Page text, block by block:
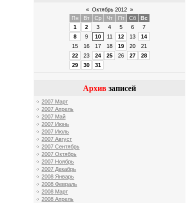
« Октябрь 2012 »
Пн
Вт Ср Чт Пт Сб
Вс
1
2 3 4 5 6
7
8
9 10 11 12 13
14
15
16 17 18 19 20
21
22
23 24 25 26 27
28
29
30 31
Архив записей
2007 Март
2007 Апрель
2007 Май
2007 Июнь
2007 Июль
2007 Август
2007 Сентябрь
2007 Октябрь
2007 Ноябрь
2007 Декабрь
2008 Январь
2008 Февраль
2008 Март
2008 Апрель